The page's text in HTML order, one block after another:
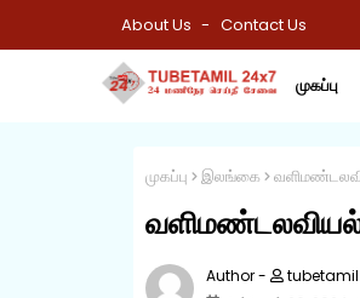
About Us Contact Us
முகப்பு
முகப்பு இலங்கை
tubetamil